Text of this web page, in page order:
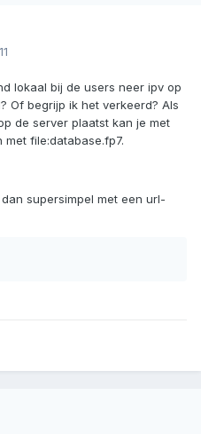
lokaal bij de users neer ipv op
Of begrijp ik het verkeerd? Als
de server plaatst kan je met
file:database.fp7.
supersimpel met een url-